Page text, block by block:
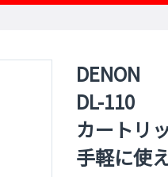
DENON
DL-110
カートリ
手軽に使